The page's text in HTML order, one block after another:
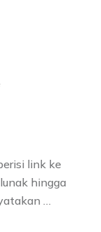
link ke
hingga
…